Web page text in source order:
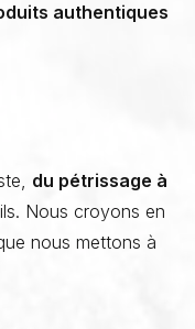
authentiques
du pétrissage à
Nous croyons en
nous mettons à
à la boulangerie et